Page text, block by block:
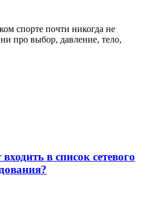
спорте почти никогда не
про выбор, давление, тело,
в список сетевого